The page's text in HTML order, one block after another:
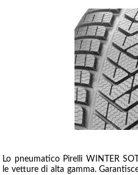
Lo pneumatico Pirelli WINTER
le vetture di alta gamma.